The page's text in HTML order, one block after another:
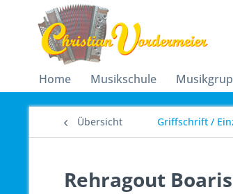
Home Musikschule
Übersicht Griffschrift /
Rehragout